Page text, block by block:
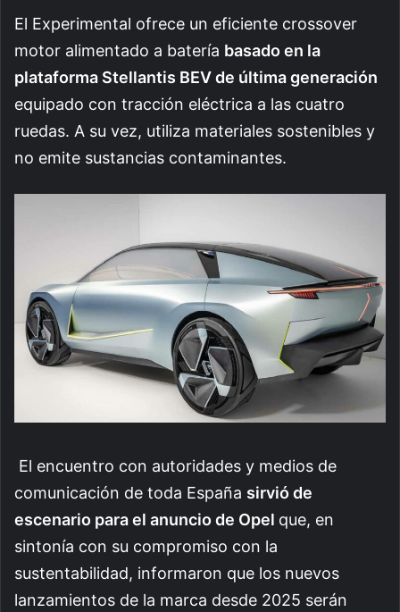
El Experimental ofrece un eficiente crossover
motor alimentado a batería basado en la
plataforma Stellantis BEV de última generación
equipado con tracción eléctrica a las cuatro
ruedas. A su vez, utiliza materiales sostenibles y
no emite sustancias contaminantes.
El encuentro con autoridades y medios de
comunicación de toda España sirvió de
escenario para el anuncio de Opel que, en
sintonía con su compromiso con la
sustentabilidad, informaron que los nuevos
lanzamientos de la marca desde 2025 serán